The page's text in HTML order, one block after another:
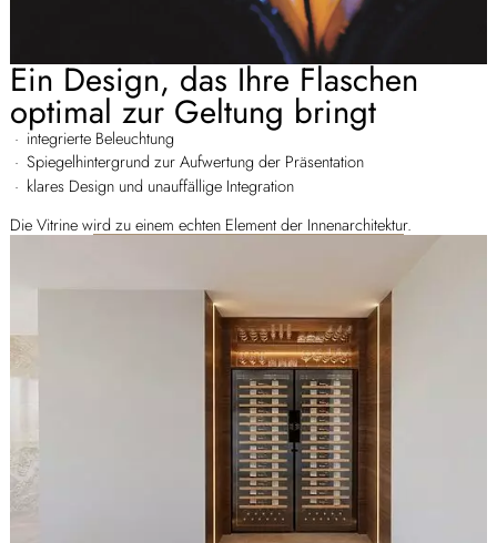
Ein Design, das Ihre Flaschen
optimal zur Geltung bringt
integrierte Beleuchtung
Spiegelhintergrund zur Aufwertung der Präsentation
klares Design und unauffällige Integration
Die Vitrine wird zu einem echten Element der Innenarchitektur.